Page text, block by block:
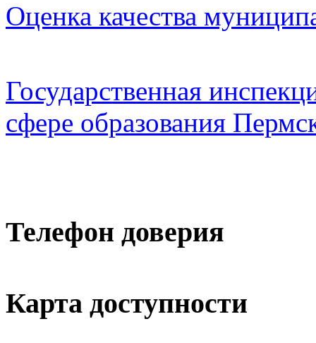
Оценка качества
Государственная
сфере образования
Телефон доверия
Карта доступности